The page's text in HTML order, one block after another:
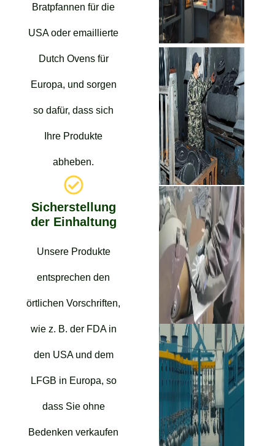
Bratpfannen für die
USA oder emaillierte
Dutch Ovens für
Europa, und sorgen
so dafür, dass sich
Ihre Produkte
abheben.
Sicherstellung
der Einhaltung
Unsere Produkte
entsprechen den
örtlichen Vorschriften,
wie z. B. der FDA in
den USA und dem
LFGB in Europa, so
dass Sie ohne
Bedenken verkaufen